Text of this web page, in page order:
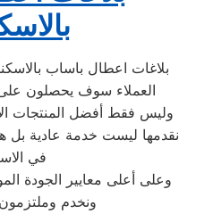
بلاغات اعطال باساب
العملاء سوف يحصلون على
وليس فقط أفضل المنتجات
نقدمها ليست خدمة عادية
في
وعلى أعلى معايير الجودة
ونخدم وملتزمون